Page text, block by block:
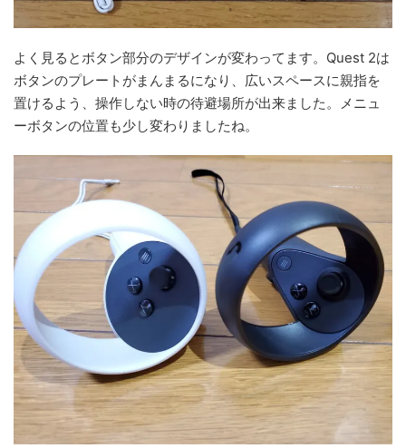
よく見るとボタン部分のデザインが変わってます。Quest 2は
ボタンのプレートがまんまるになり、広いスペースに親指を
置けるよう、操作しない時の待避場所が出来ました。メニュ
ーボタンの位置も少し変わりましたね。